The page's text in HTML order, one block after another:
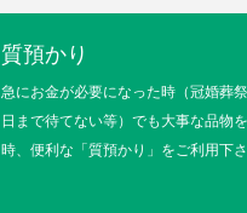
質預かり
急にお金が必要になった時（冠婚葬
日まで待てない等）でも大事な品物
時、便利な「質預かり」をご利用下さ